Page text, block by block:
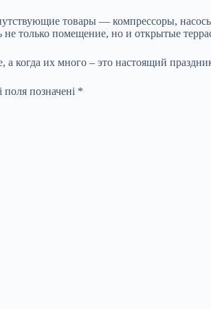
товары — компрессоры,
только помещение, но и открытые
когда их много – это настоящий
поля позначені *